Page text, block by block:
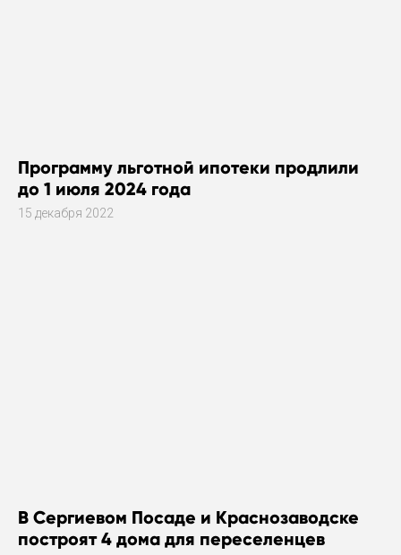
Программу льготной ипотеки продлили
до 1 июля 2024 года
15 декабря 2022
В Сергиевом Посаде и Краснозаводске
построят 4 дома для переселенцев